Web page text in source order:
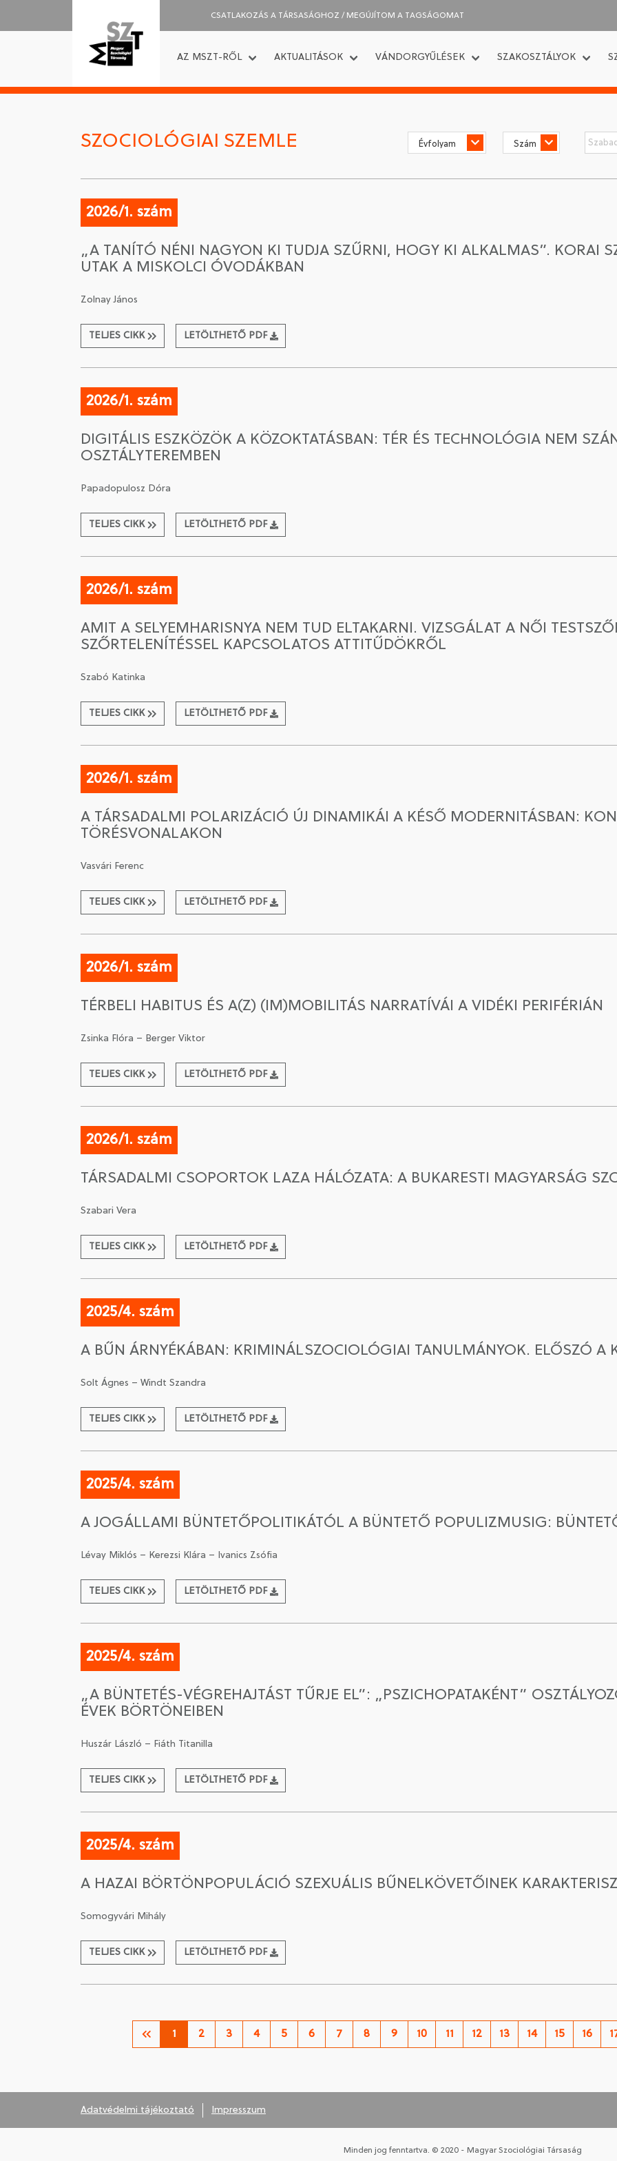
CSATLAKOZÁS A TÁRSASÁGHOZ / MEGÚJÍTOM A TAGSÁGOMAT
AZ MSZT-RŐL AKTUALITÁSOK VÁNDORGYŰLÉSEK SZAKOSZTÁLYOK
SZOCIOLÓGIAI SZEMLE
2026/1. szám
„A TANÍTÓ NÉNI NAGYON KI TUDJA SZŰRNI, HOGY KI ALKALMAS”. KORAI
UTAK A MISKOLCI ÓVODÁKBAN
Zolnay János
TELJES CIKK LETÖLTHETŐ PDF
2026/1. szám
DIGITÁLIS ESZKÖZÖK A KÖZOKTATÁSBAN: TÉR ÉS TECHNOLÓGIA NEM
OSZTÁLYTEREMBEN
Papadopulosz Dóra
TELJES CIKK LETÖLTHETŐ PDF
2026/1. szám
AMIT A SELYEMHARISNYA NEM TUD ELTAKARNI. VIZSGÁLAT A NŐI
SZŐRTELENÍTÉSSEL KAPCSOLATOS ATTITŰDÖKRŐL
Szabó Katinka
TELJES CIKK LETÖLTHETŐ PDF
2026/1. szám
A TÁRSADALMI POLARIZÁCIÓ ÚJ DINAMIKÁI A KÉSŐ MODERNITÁSBAN:
TÖRÉSVONALAKON
Vasvári Ferenc
TELJES CIKK LETÖLTHETŐ PDF
2026/1. szám
TÉRBELI HABITUS ÉS A(Z) (IM)MOBILITÁS NARRATÍVÁI A VIDÉKI PERIFÉRIÁN
Zsinka Flóra – Berger Viktor
TELJES CIKK LETÖLTHETŐ PDF
2026/1. szám
TÁRSADALMI CSOPORTOK LAZA HÁLÓZATA: A BUKARESTI MAGYARSÁG
Szabari Vera
TELJES CIKK LETÖLTHETŐ PDF
2025/4. szám
A BŰN ÁRNYÉKÁBAN: KRIMINÁLSZOCIOLÓGIAI TANULMÁNYOK. ELŐSZÓ A
Solt Ágnes – Windt Szandra
TELJES CIKK LETÖLTHETŐ PDF
2025/4. szám
A JOGÁLLAMI BÜNTETŐPOLITIKÁTÓL A BÜNTETŐ POPULIZMUSIG:
Lévay Miklós – Kerezsi Klára – Ivanics Zsófia
TELJES CIKK LETÖLTHETŐ PDF
2025/4. szám
„A BÜNTETÉS-VÉGREHAJTÁST TŰRJE EL”: „PSZICHOPATAKÉNT”
ÉVEK BÖRTÖNEIBEN
Huszár László – Fiáth Titanilla
TELJES CIKK LETÖLTHETŐ PDF
2025/4. szám
A HAZAI BÖRTÖNPOPULÁCIÓ SZEXUÁLIS BŰNELKÖVETŐINEK
Somogyvári Mihály
TELJES CIKK LETÖLTHETŐ PDF
1 2 3 4 5 6 7 8 9 10 11 12 13 14 15 16
Adatvédelmi tájékoztató Impresszum
Minden jog fenntartva. © 2020 - Magyar Szociológiai Társaság